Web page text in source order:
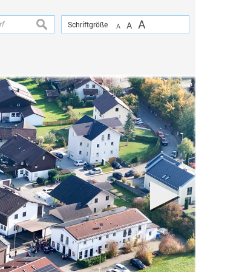
Schriftgröße A A A
suchen